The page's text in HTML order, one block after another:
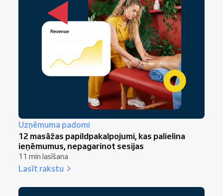
Uzņēmuma padomi
12 masāžas papildpakalpojumi, kas palielina
ieņēmumus, nepagarinot sesijas
11 min lasīšana
Lasīt rakstu